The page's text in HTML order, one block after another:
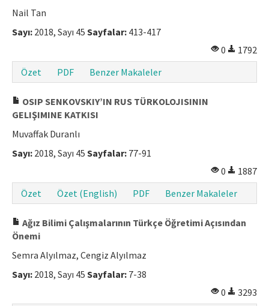
Nail Tan
Sayı: 2018, Sayı 45 Sayfalar: 413-417
0
1792
Özet
PDF Benzer Makaleler
OSIP SENKOVSKIY’IN RUS TÜRKOLOJISININ
GELIŞIMINE KATKISI
Muvaffak Duranlı
Sayı: 2018, Sayı 45 Sayfalar: 77-91
0
1887
Özet
Özet (English) PDF Benzer Makaleler
Ağız Bilimi Çalışmalarının Türkçe Öğretimi Açısından
Önemi
Semra Alyılmaz, Cengiz Alyılmaz
Sayı: 2018, Sayı 45 Sayfalar: 7-38
0
3293